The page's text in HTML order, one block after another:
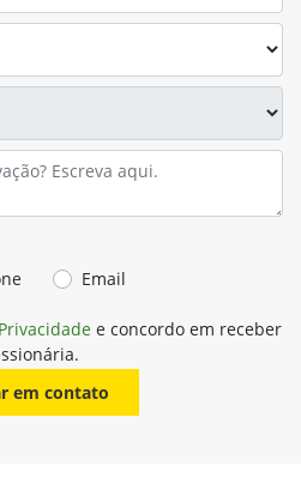
Email
e concordo em receber
em contato